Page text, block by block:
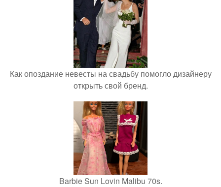
Как опоздание невесты на свадьбу помогло дизайнеру
открыть свой бренд.
Barbie Sun Lovin Malibu 70s.